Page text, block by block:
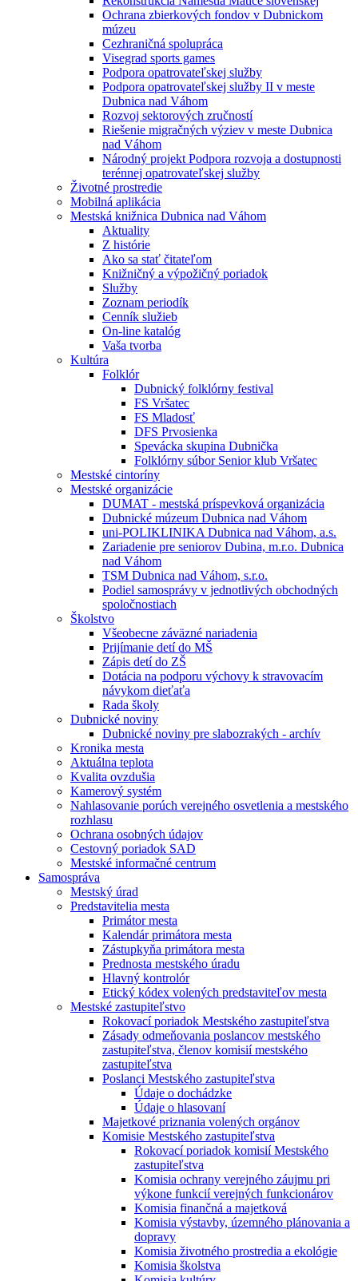
Ochrana zbierkových fondov v Dubnickom
múzeu
Cezhraničná spolupráca
Visegrad sports games
Podpora opatrovateľskej služby
Podpora opatrovateľskej služby II v meste
Dubnica nad Váhom
Rozvoj sektorových zručností
Riešenie migračných výziev v meste Dubnica
nad Váhom
Národný projekt Podpora rozvoja a dostupnosti
terénnej opatrovateľskej služby
Životné prostredie
Mobilná aplikácia
Mestská knižnica Dubnica nad Váhom
Aktuality
Z histórie
Ako sa stať čitateľom
Knižničný a výpožičný poriadok
Služby
Zoznam periodík
Cenník služieb
On-line katalóg
Vaša tvorba
Kultúra
Folklór
Dubnický folklórny festival
FS Vršatec
FS Mladosť
DFS Prvosienka
Spevácka skupina Dubnička
Folklórny súbor Senior klub Vršatec
Mestské cintoríny
Mestské organizácie
DUMAT - mestská príspevková organizácia
Dubnické múzeum Dubnica nad Váhom
uni-POLIKLINIKA Dubnica nad Váhom, a.s.
Zariadenie pre seniorov Dubina, m.r.o. Dubnica
nad Váhom
TSM Dubnica nad Váhom, s.r.o.
Podiel samosprávy v jednotlivých obchodných
spoločnostiach
Školstvo
Všeobecne záväzné nariadenia
Prijímanie detí do MŠ
Zápis detí do ZŠ
Dotácia na podporu výchovy k stravovacím
návykom dieťaťa
Rada školy
Dubnické noviny
Dubnické noviny pre slabozrakých - archív
Kronika mesta
Aktuálna teplota
Kvalita ovzdušia
Kamerový systém
Nahlasovanie porúch verejného osvetlenia a mestského
rozhlasu
Ochrana osobných údajov
Cestovný poriadok SAD
Mestské informačné centrum
Samospráva
Mestský úrad
Predstavitelia mesta
Primátor mesta
Kalendár primátora mesta
Zástupkyňa primátora mesta
Prednosta mestského úradu
Hlavný kontrolór
Etický kódex volených predstaviteľov mesta
Mestské zastupiteľstvo
Rokovací poriadok Mestského zastupiteľstva
Zásady odmeňovania poslancov mestského
zastupiteľstva, členov komisií mestského
zastupiteľstva
Poslanci Mestského zastupiteľstva
Údaje o dochádzke
Údaje o hlasovaní
Majetkové priznania volených orgánov
Komisie Mestského zastupiteľstva
Rokovací poriadok komisií Mestského
zastupiteľstva
Komisia ochrany verejného záujmu pri
výkone funkcií verejných funkcionárov
Komisia finančná a majetková
Komisia výstavby, územného plánovania a
dopravy
Komisia životného prostredia a ekológie
Komisia školstva